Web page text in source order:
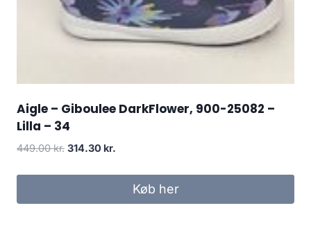
Aigle – Giboulee DarkFlower, 900-25082 –
Lilla – 34
449.00kr. Den
314.30 kr.
Køb her